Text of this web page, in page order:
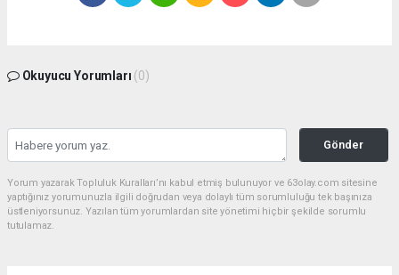
Okuyucu Yorumları (0)
Gönder
Yorum yazarak Topluluk Kuralları’nı kabul etmiş bulunuyor ve 63olay.com sitesine
yaptığınız yorumunuzla ilgili doğrudan veya dolaylı tüm sorumluluğu tek başınıza
üstleniyorsunuz. Yazılan tüm yorumlardan site yönetimi hiçbir şekilde sorumlu
tutulamaz.